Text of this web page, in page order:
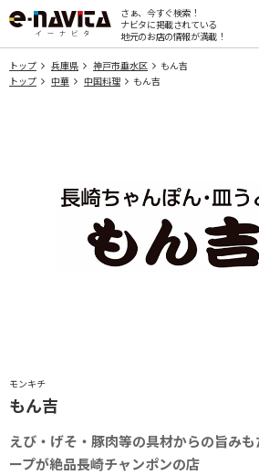
さぁ、今すぐ検索！
ナビタに掲載されている
地元のお店の情報が満載！
トップ 兵庫県 神戸市垂水区
もん吉
トップ
中華 中国料理 もん吉
モンキチ
もん吉
えび・げそ・豚肉等の具材からの旨み
ープが絶品長崎チャンポンの店